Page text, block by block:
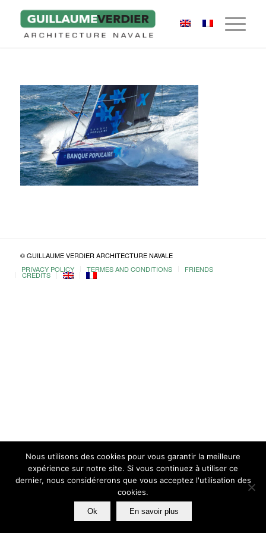
© GUILLAUME VERDIER ARCHITECTURE NAVALE
PRIVACY POLICY
TERMES AND CONDITIONS FRIENDS
CREDITS
Nous utilisons des cookies pour vous garantir la meilleure
expérience sur notre site. Si vous continuez à utiliser ce
dernier, nous considérerons que vous acceptez l'utilisation des
cookies.
Ok En savoir plus